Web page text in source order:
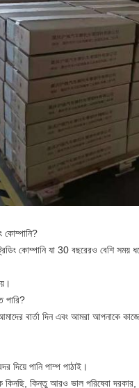
কোম্পানি?
কোম্পানি যা 30 বছরেরও বেশি সময়
পারি?
বার্তা দিন এবং আমরা আপনাকে
দিয়ে পানি পাম্প পাঠাই।
কিনছি, কিন্তু আরও ভাল পরিষেবা